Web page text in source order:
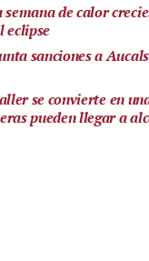
semana de calor
eclipse
sanciones a
se convierte en
pueden llegar a